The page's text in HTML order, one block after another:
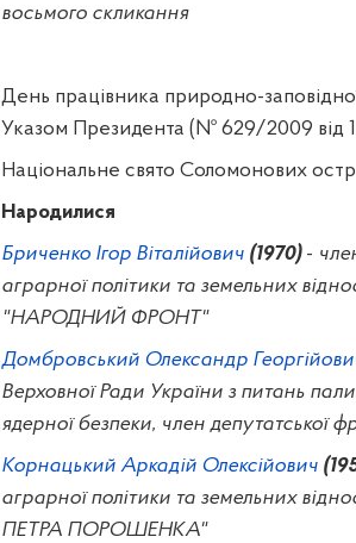
восьмого скликання
День працівника природно-
Указом Президента (№ 629/2009 від
Національне свято Соломонових
Народилися
Бриченко Ігор Віталійович (1970)-
аграрної політики та земельних
"НАРОДНИЙ ФРОНТ"
Домбровський Олександр
Верховної Ради України з питань
ядерної безпеки, член
Корнацький Аркадій Олексійович
аграрної політики та земельних
ПЕТРА ПОРОШЕНКА"